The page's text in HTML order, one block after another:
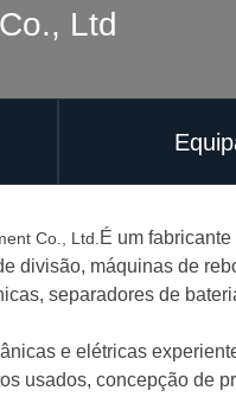
Ltd
Co., Ltd. É um
divisão, máquinas de
separadores de
e elétricas
usados, concepção de